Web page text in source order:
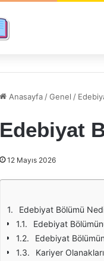
Anasayfa /Genel /
Edebiyat
12 Mayıs 2026
Edebiyat Bölümü
Edebiyat
Edebiyat
Kariyer Olanakları